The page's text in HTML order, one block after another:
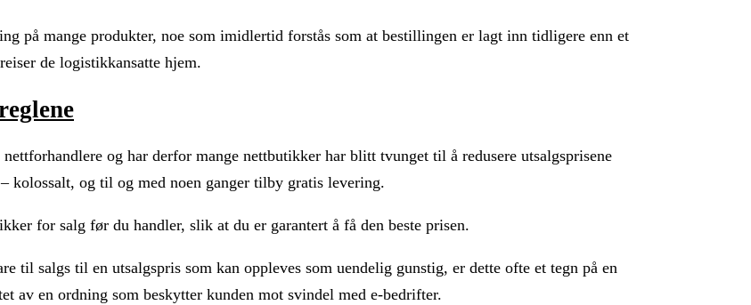
på mange produkter, noe som imidlertid forstås som at bestillingen er lagt inn tidligere enn et
de logistikkansatte hjem.
og har derfor mange nettbutikker har blitt tvunget til å redusere utsalgsprisene
kolossalt, og til og med noen ganger tilby gratis levering.
for salg før du handler, slik at du er garantert å få den beste prisen.
til salgs til en utsalgspris som kan oppleves som uendelig gunstig, er dette ofte et tegn på en
en ordning som beskytter kunden mot svindel med e-bedrifter.